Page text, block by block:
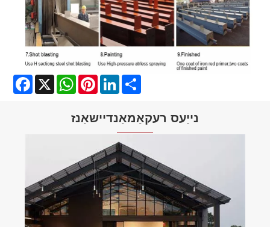
Facebook
X WhatsAppPinterestLinkedIn
נייַעס רעקאַמאַנדיישאַנז